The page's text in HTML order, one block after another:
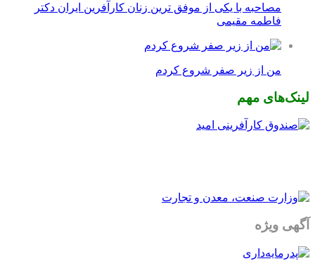
مصاحبه با یکی از موفق ترین زنان کارآفرین ایران دکتر
فاطمه مقیمی
من از زیر صفر شروع کردم
لینک‌های مهم
آگهی ویژه